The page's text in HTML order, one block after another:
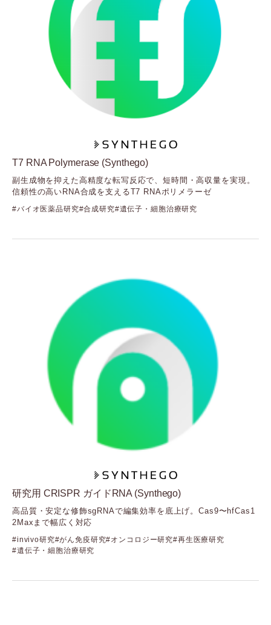
T7 RNA Polymerase (Synthego)
副生成物を抑えた高精度な転写反応で、短時間・高収量を実現。
信頼性の高いRNA合成を支えるT7 RNAポリメラーゼ
バイオ医薬品研究 合成研究 遺伝子・細胞治療研究
研究用 CRISPR ガイドRNA (Synthego)
高品質・安定な修飾sgRNAで編集効率を底上げ。Cas9〜hfCas1
2Maxまで幅広く対応
invivo研究 がん免疫研究 オンコロジー研究 再生医療研究
遺伝子・細胞治療研究